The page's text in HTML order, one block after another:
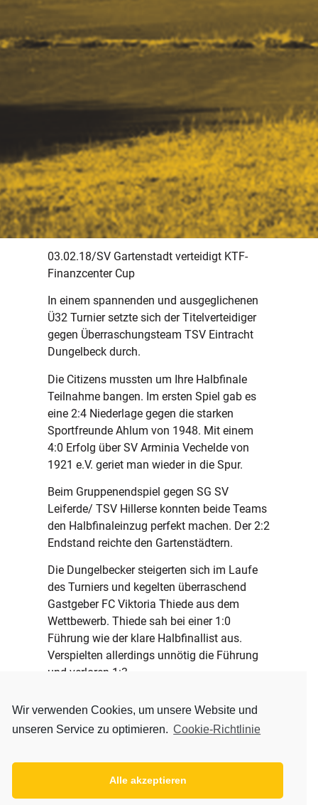
03.02.18/SV Gartenstadt verteidigt KTF-
Finanzcenter Cup
In einem spannenden und ausgeglichenen
Ü32 Turnier setzte sich der Titelverteidiger
gegen Überraschungsteam TSV Eintracht
Dungelbeck durch.
Die Citizens mussten um Ihre Halbfinale
Teilnahme bangen. Im ersten Spiel gab es
eine 2:4 Niederlage gegen die starken
Sportfreunde Ahlum von 1948. Mit einem
4:0 Erfolg über SV Arminia Vechelde von
1921 e.V. geriet man wieder in die Spur.
Beim Gruppenendspiel gegen SG SV
Leiferde/ TSV Hillerse konnten beide Teams
den Halbfinaleinzug perfekt machen. Der 2:2
Endstand reichte den Gartenstädtern.
Die Dungelbecker steigerten sich im Laufe
des Turniers und kegelten überraschend
Gastgeber FC Viktoria Thiede aus dem
Wettbewerb. Thiede sah bei einer 1:0
Führung wie der klare Halbfinallist aus.
Verspielten allerdings unnötig die Führung
und verloren 1:3.
Eintracht Dungelbeck an SV
Melverorde/Heidberg vorbei und folgte BSC
Platz 3. sicherte sich der BSC Acosta mit
einem 2:1 gegen Sportfreunde Ahlum.
Wir verwenden Cookies, um unsere Website und
unseren Service zu optimieren. Cookie-Richtlinie
Alle akzeptieren